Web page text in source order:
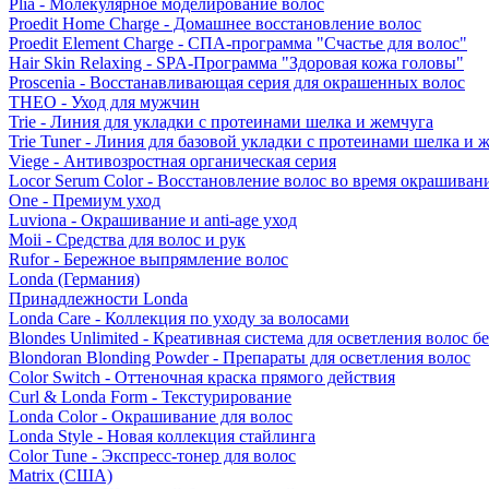
Plia - Молекулярное моделирование волос
Proedit Home Charge - Домашнее восстановление волос
Proedit Element Charge - СПА-программа "Счастье для волос"
Hair Skin Relaxing - SPA-Программа "Здоровая кожа головы"
Proscenia - Восстанавливающая серия для окрашенных волос
THEO - Уход для мужчин
Trie - Линия для укладки с протеинами шелка и жемчуга
Trie Tuner - Линия для базовой укладки с протеинами шелка и
Viege - Антивозростная органическая серия
Locor Serum Color - Восстановление волос во время
One - Премиум уход
Luviona - Окрашивание и anti-age уход
Moii - Средства для волос и рук
Rufor - Бережное выпрямление волос
Londa (Германия)
Принадлежности Londa
Londa Care - Коллекция по уходу за волосами
Blondes Unlimited - Креативная система для осветления волос
Blondoran Blonding Powder - Препараты для осветления волос
Color Switch - Оттеночная краска прямого действия
Curl & Londa Form - Текстурирование
Londa Color - Окрашивание для волос
Londa Style - Новая коллекция стайлинга
Color Tune - Экспресс-тонер для волос
Matrix (США)